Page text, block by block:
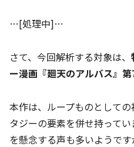
…[処理中]…
さて、今回解析する対象は、
ー漫画『廻天のアルバス』
本作は、ループものとして
タジーの要素を併せ持ってい
を懸念する声も多いようで